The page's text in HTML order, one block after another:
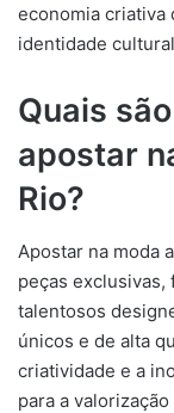
economia criativa
identidade
Quais
apostar
Rio?
Apostar na moda
peças exclusivas,
talentosos
únicos e de alta
criatividade e a
para a